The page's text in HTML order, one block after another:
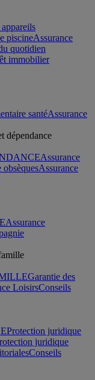
piscineAssurance
quotidien
santéAssurance
Assurance
obsèquesAssurance
Assurance
Garantie des
LoisirsConseils
Protection juridique
juridique
Conseils